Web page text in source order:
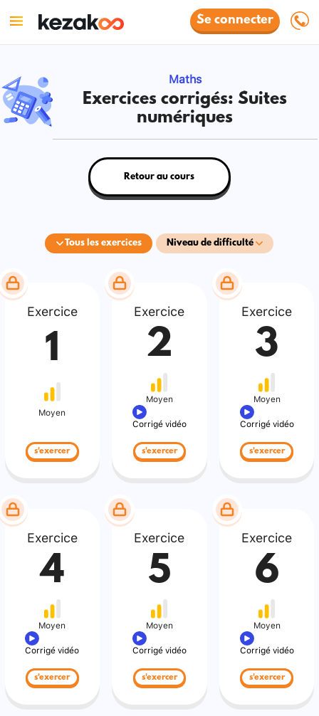
Se connecter
Maths
Exercices corrigés: Suites
numériques
Tous les exercices Niveau de difficulté
Retour au cours
Exercice
1
Moyen
s'exercer
Exercice
2
Moyen
Corrigé vidéo
s'exercer
Exercice
3
Moyen
Corrigé vidéo
s'exercer
Exercice
4
Moyen
Corrigé vidéo
s'exercer
Exercice
5
Moyen
Corrigé vidéo
s'exercer
Exercice
6
Moyen
Corrigé vidéo
s'exercer